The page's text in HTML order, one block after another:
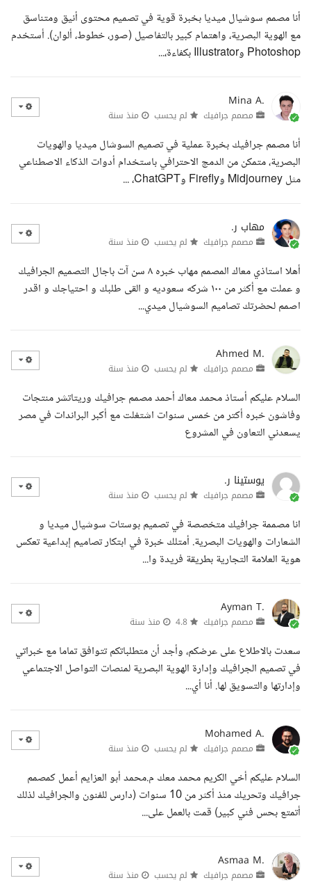
أنا مصمم سوشيال ميديا بخبرة قوية في تصميم محتوى أنيق ومتناسق
مع الهوية البصرية، واهتمام كبير بالتفاصيل (صور، خطوط، ألوان). أستخدم
Photoshop وIllustrator بكفاءة،...
Mina A.
مصمم جرافيك لم يحسب منذ سنة
أنا مصمم جرافيك بخبرة عملية في تصميم السوشال ميديا والهويات
البصرية، متمكن من الدمج الاحترافي باستخدام أدوات الذكاء الاصطناعي
مثل Midjourney وFirefly وChatGPT، ...
مهاب ر.
مصمم جرافيك لم يحسب منذ سنة
أهلا استاذي معاك المصمم مهاب خبره ٨ سن آت باجال التصميم الجرافيك
و عملت مع أكثر من ١٠٠ شركه سعوديه و القى طلبك و احتياجك و اقدر
اصمم لحضرتك تصاميم السوشيال ميدي...
Ahmed M.
مصمم جرافيك لم يحسب منذ سنة
السلام عليكم أستاذ محمد معاك أحمد مصمم جرافيك وريتاتشر منتجات
وفاشون خبره أكتر من خمس سنوات اشتغلت مع أكبر البراندات في مصر
يسعدني التعاون في المشروع
يوستينا ر.
مصمم جرافيك لم يحسب منذ سنة
انا مصممة جرافيك متخصصة في تصميم بوستات سوشيال ميديا و
الشعارات والهويات البصرية. أمتلك خبرة في ابتكار تصاميم إبداعية تعكس
هوية العلامة التجارية بطريقة فريدة وا...
Ayman T.
مصمم جرافيك منذ سنة
سعدت بالاطلاع على عرضكم، وأجد أن متطلباتكم تتوافق تماما مع خبراتي
في تصميم الجرافيك وإدارة الهوية البصرية لمنصات التواصل الاجتماعي
وإدارتها والتسويق لها. أنا أي...
Mohamed A.
مصمم جرافيك لم يحسب منذ سنة
السلام عليكم أخي الكريم محمد معك م.محمد أبو العزايم أعمل كمصمم
جرافيك وتحريك منذ أكثر من 10 سنوات (دارس للفنون والجرافيك لذلك
أتمتع بحس فني كبير) قمت بالعمل على...
Asmaa M.
مصمم جرافيك لم يحسب منذ سنة